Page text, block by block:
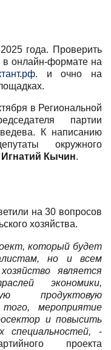
года. Проверить
в онлайн-формате на
и очно на
в Региональной
партии
. К написанию
окружного
Игнатий Кычин.
на 30 вопросов
хозяйства.
который будет
но и всем
является
экономики,
продуктовую
мероприятие
и повысить
специальностей,
-
проекта